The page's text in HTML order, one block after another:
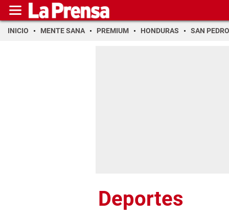
INICIO MENTE SANA PREMIUM HONDURAS SAN PEDRO
Deportes